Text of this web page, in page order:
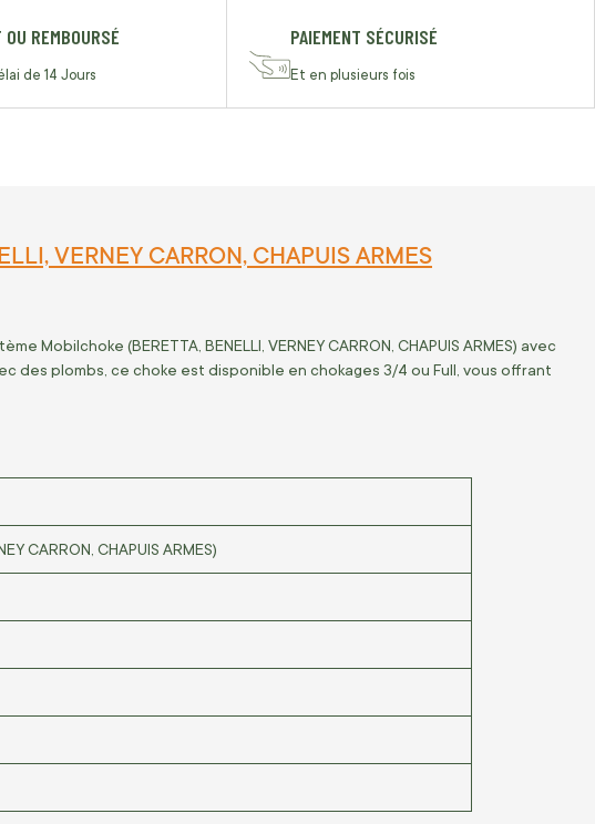
REMBOURSÉ
de 14 Jours
PAIEMENT SÉCURISÉ
Et en plusieurs fois
VERNEY CARRON, CHAPUIS ARMES
(BERETTA, BENELLI, VERNEY CARRON, CHAPUIS ARMES) avec
des plombs, ce choke est disponible en chokages 3/4 ou Full, vous offrant
CARRON, CHAPUIS ARMES)